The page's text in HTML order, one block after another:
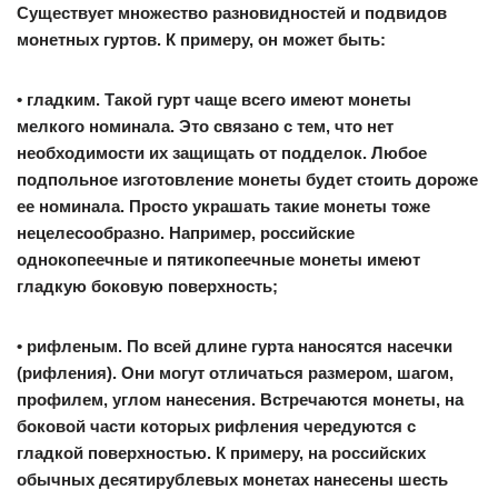
Существует множество разновидностей и подвидов
монетных гуртов. К примеру, он может быть:
• гладким. Такой гурт чаще всего имеют монеты
мелкого номинала. Это связано с тем, что нет
необходимости их защищать от подделок. Любое
подпольное изготовление монеты будет стоить дороже
ее номинала. Просто украшать такие монеты тоже
нецелесообразно. Например, российские
однокопеечные и пятикопеечные монеты имеют
гладкую боковую поверхность;
• рифленым. По всей длине гурта наносятся насечки
(рифления). Они могут отличаться размером, шагом,
профилем, углом нанесения. Встречаются монеты, на
боковой части которых рифления чередуются с
гладкой поверхностью. К примеру, на российских
обычных десятирублевых монетах нанесены шесть